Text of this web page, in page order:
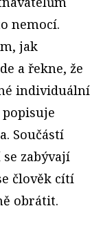
nemocí.
jak
a řekne, že
individuální
Součástí
zabývají
člověk cítí
obrátit.